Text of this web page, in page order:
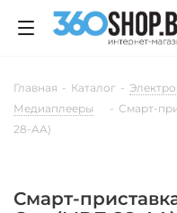
Главная - Каталог -
Медиаплееры
- Смарт-
28-AA)
Смарт-